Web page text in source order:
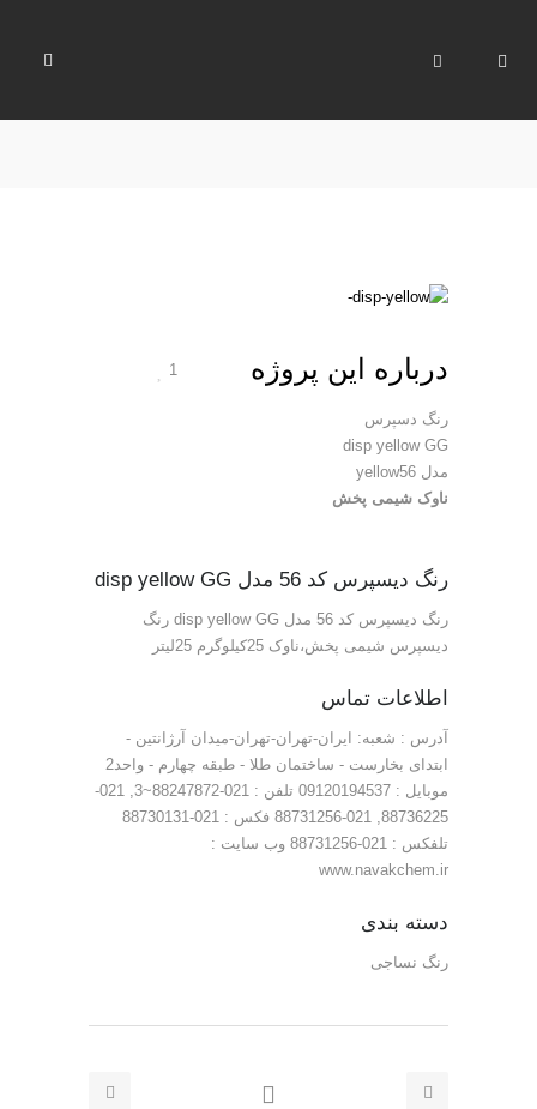
درباره این پروژه
رنگ دسپرس
disp yellow GG
مدل yellow56
ناوک شیمی پخش
1
رنگ دیسپرس کد 56 مدل disp yellow GG
رنگ دیسپرس کد 56 مدل disp yellow GG رنگ
دیسپرس شیمی پخش،ناوک 25کیلوگرم 25لیتر
اطلاعات تماس
آدرس : شعبه: ایران-تهران-تهران-میدان آرژانتین -
ابتدای بخارست - ساختمان طلا - طبقه چهارم - واحد2
موبایل : 09120194537 تلفن : 021-88247872~3, 021-
88736225, 021-88731256 فکس : 021-88730131
تلفکس : 021-88731256 وب سایت :
www.navakchem.ir
دسته بندی
رنگ نساجی